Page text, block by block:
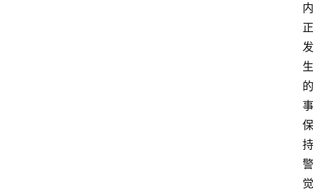
内
正
发
生
的
事
保
持
警
觉